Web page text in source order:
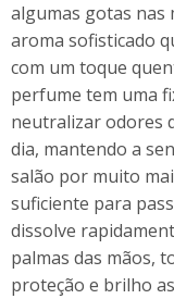
algumas gotas nas
aroma sofisticado
com um toque
perfume tem uma
neutralizar odores
dia, mantendo a
salão por muito
suficiente para
dissolve
palmas das mãos,
proteção e brilho